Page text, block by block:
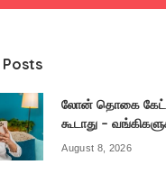
லோன் தொகை
கூடாது –
August 8, 2026